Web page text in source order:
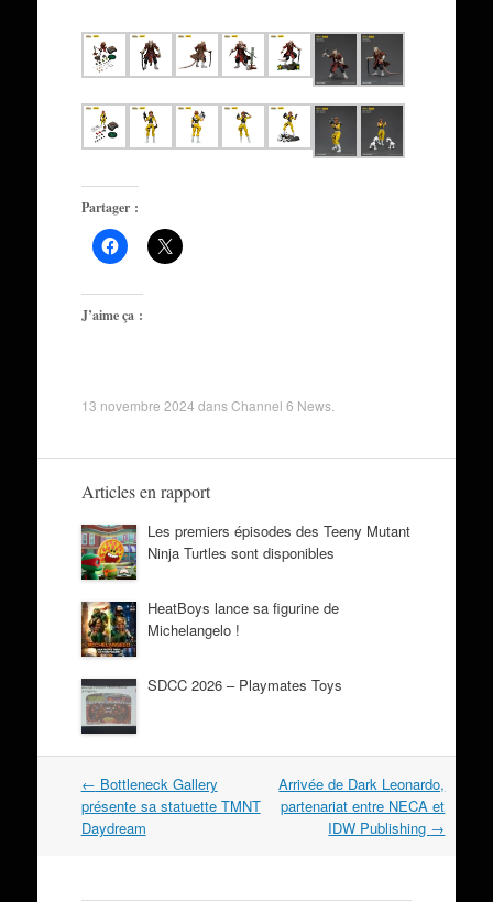
Partager :
J’aime ça :
13 novembre 2024 dansChannel 6 News.
Articles en rapport
Les premiers épisodes des Teeny Mutant
Ninja Turtles sont disponibles
HeatBoys lance sa figurine de
Michelangelo !
SDCC 2026 – Playmates Toys
Navigation
dans
les
← Bottleneck Gallery
présente sa statuette TMNT
Daydream
Arrivée de Dark Leonardo,
partenariat entre NECA et
IDW Publishing →